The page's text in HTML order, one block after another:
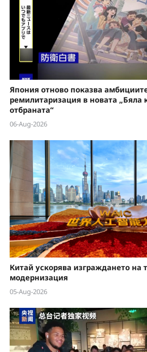
Япония отново показва
ремилитаризация в новата „Бяла
отбраната“
06-Aug-2026
Китай ускорява изграждането на
модернизация
05-Aug-2026